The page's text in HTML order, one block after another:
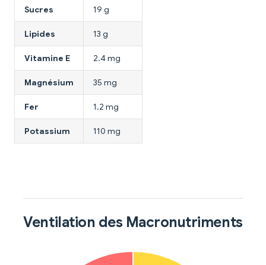
Sucres 19 g
Lipides 13 g
Vitamine E 2.4 mg
Magnésium 35 mg
Fer 1.2 mg
Potassium 110 mg
Ventilation des Macronutriments